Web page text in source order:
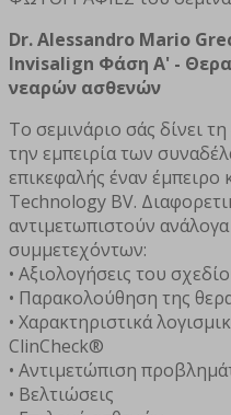
Dr. Alessandro Mario
Invisalign Φάση Α' -
νεαρών ασθενών
Το σεμινάριο σάς δίνει
την εμπειρία των
επικεφαλής έναν έμπειρο
Technology BV.
αντιμετωπιστούν
συμμετεχόντων:
• Αξιολογήσεις του
• Παρακολούθηση της
• Χαρακτηριστικά
ClinCheck®
• Αντιμετώπιση
• Βελτιώσεις